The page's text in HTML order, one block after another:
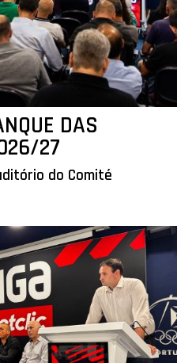
DAS
27
do Comité